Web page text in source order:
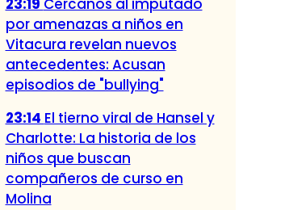
23:19 Cercanos al imputado
por amenazas a niños en
Vitacura revelan nuevos
antecedentes: Acusan
episodios de "bullying"
23:14 El tierno viral de Hansel y
Charlotte: La historia de los
niños que buscan
compañeros de curso en
Molina